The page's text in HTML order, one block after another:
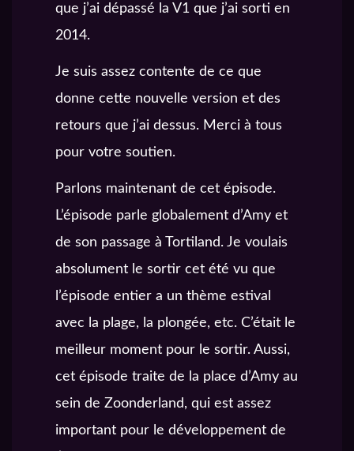
que j’ai dépassé la V1 que j’ai sorti en
2014.
Je suis assez contente de ce que
donne cette nouvelle version et des
retours que j’ai dessus. Merci à tous
pour votre soutien.
Parlons maintenant de cet épisode.
L’épisode parle globalement d’Amy et
de son passage à Tortiland. Je voulais
absolument le sortir cet été vu que
l’épisode entier a un thème estival
avec la plage, la plongée, etc. C’était le
meilleur moment pour le sortir. Aussi,
cet épisode traite de la place d’Amy au
sein de Zoonderland, qui est assez
important pour le développement de